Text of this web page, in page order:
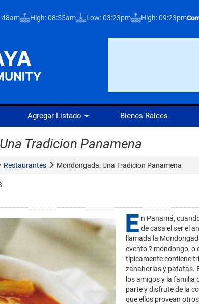
High: 08:55am Low: 03:23pm High: 09:23pm
Agregar Listado Bienes Raices
Tradicion Panamena
Restaurantes Mondongada: Una Tradicion Panamena
E n Panamá,
de casa el ser el
llamada la
evento ? mondongo, o
típicamente contiene
zanahorias y patatas.
los amigos y la familia
parte y disfrute de la
que ellos provean